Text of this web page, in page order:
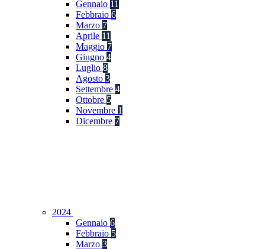
Gennaio 11
Febbraio 6
Marzo 7
Aprile 11
Maggio 7
Giugno 4
Luglio 8
Agosto 3
Settembre 4
Ottobre 5
Novembre 1
Dicembre 7
2024
Gennaio 6
Febbraio 5
Marzo 3